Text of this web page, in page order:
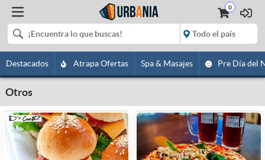
0
Destacados Atrapa Ofertas Spa & Masajes Pre Día del
Otros